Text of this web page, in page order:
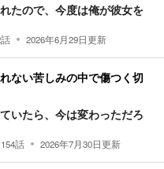
たので、今度は俺が彼女を
話 2026年6月29日更新
ない苦しみの中で傷つく切
いたら、今は変わっただろ
154話 2026年7月30日更新